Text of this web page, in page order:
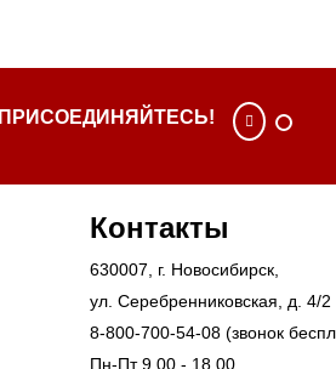
ПРИСОЕДИНЯЙТЕСЬ!
Контакты
630007 , г. Новосибирск
ул. Серебренниковская, д. 4/2
8-800-700-54-08 (звонок
Пн-Пт 9.00 - 18.00